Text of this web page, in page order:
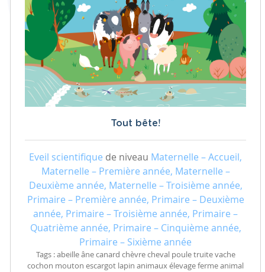
Tout bête!
Eveil scientifique de niveau Maternelle – Accueil,
Maternelle – Première année, Maternelle –
Deuxième année, Maternelle – Troisième année,
Primaire – Première année, Primaire – Deuxième
année, Primaire – Troisième année, Primaire –
Quatrième année, Primaire – Cinquième année,
Primaire – Sixième année
Tags : abeille âne canard chèvre cheval poule truite vache
cochon mouton escargot lapin animaux élevage ferme animal